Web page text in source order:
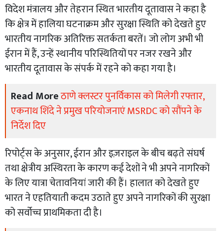
विदेश मंत्रालय और तेहरान स्थित भारतीय दूतावास ने कहा है
कि क्षेत्र में हालिया घटनाक्रम और सुरक्षा स्थिति को देखते हुए
भारतीय नागरिक अतिरिक्त सतर्कता बरतें। जो लोग अभी भी
ईरान में हैं, उन्हें स्थानीय परिस्थितियों पर नजर रखने और
भारतीय दूतावास के संपर्क में रहने को कहा गया है।
Read Moreठाणे क्लस्टर पुनर्विकास को मिलेगी रफ्तार,
एकनाथ शिंदे ने प्रमुख परियोजनाएं MSRDC को सौंपने के
निर्देश दिए
रिपोर्ट्स के अनुसार, ईरान और इज़राइल के बीच बढ़ते संघर्ष
तथा क्षेत्रीय अस्थिरता के कारण कई देशों ने भी अपने नागरिकों
के लिए यात्रा चेतावनियां जारी की हैं। हालात को देखते हुए
भारत ने एहतियाती कदम उठाते हुए अपने नागरिकों की सुरक्षा
को सर्वोच्च प्राथमिकता दी है।